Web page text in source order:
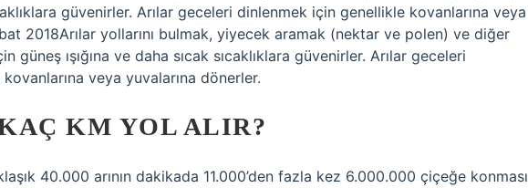
güvenirler. Arılar geceleri dinlenmek için genellikle kovanlarına veya
2018Arılar yollarını bulmak, yiyecek aramak (nektar ve polen) ve diğer
güneş ışığına ve daha sıcak sıcaklıklara güvenirler. Arılar geceleri
veya yuvalarına dönerler.
KM YOL ALIR?
40.000 arının dakikada 11.000’den fazla kez 6.000.000 çiçeğe konması